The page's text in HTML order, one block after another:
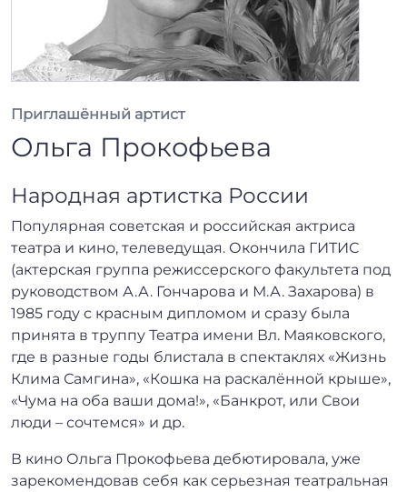
Приглашённый артист
Ольга Прокофьева
Народная артистка России
Популярная советская и российская актриса
театра и кино, телеведущая. Окончила ГИТИС
(актерская группа режиссерского факультета под
руководством А.А. Гончарова и М.А. Захарова) в
1985 году с красным дипломом и сразу была
принята в труппу Театра имени Вл. Маяковского,
где в разные годы блистала в спектаклях «Жизнь
Клима Самгина», «Кошка на раскалённой крыше»,
«Чума на оба ваши дома!», «Банкрот, или Свои
люди – сочтемся» и др.
В кино Ольга Прокофьева дебютировала, уже
зарекомендовав себя как серьезная театральная